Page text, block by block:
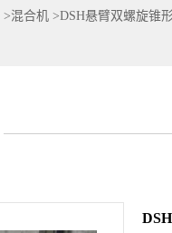
>混合机 >DSH悬臂双螺旋锥